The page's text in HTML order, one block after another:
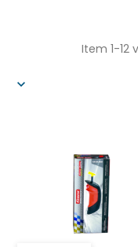
Item 1-12